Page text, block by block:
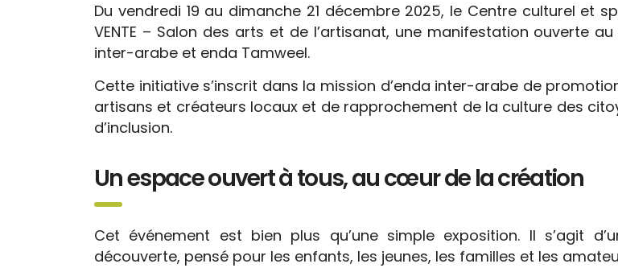
Du vendredi 19 au dimanche 21 décembre 2025, le Centre culturel et
VENTE – Salon des arts et de l’artisanat, une manifestation ouverte
inter-arabe et enda Tamweel.
Cette initiative s’inscrit dans la mission d’enda inter-arabe de
artisans et créateurs locaux et de rapprochement de la culture des
d’inclusion.
Un espace ouvert à tous, au cœur de la création
Cet événement est bien plus qu’une simple exposition. Il s’agit
découverte, pensé pour les enfants, les jeunes, les familles et les